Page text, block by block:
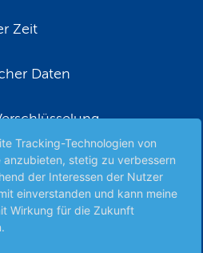
Zeit
Daten
Tracking-Technologien von
anzubieten, stetig zu verbessern
der Interessen der Nutzer
einverstanden und kann meine
Wirkung für die Zukunft